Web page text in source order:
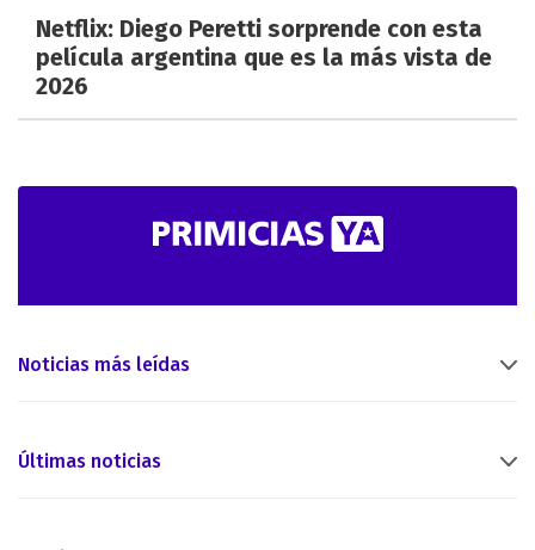
Netflix: Diego Peretti sorprende con esta
película argentina que es la más vista de
2026
Noticias más leídas
Últimas noticias